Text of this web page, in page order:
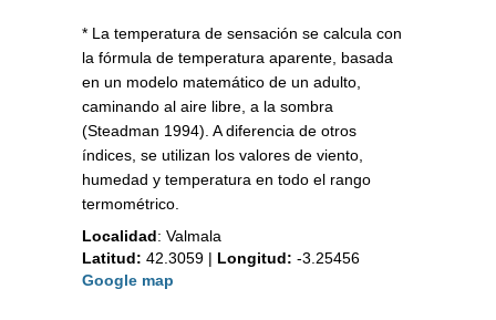
* La temperatura de sensación se calcula con
la fórmula de temperatura aparente, basada
en un modelo matemático de un adulto,
caminando al aire libre, a la sombra
(Steadman 1994). A diferencia de otros
índices, se utilizan los valores de viento,
humedad y temperatura en todo el rango
termométrico.
Localidad: Valmala
Latitud: 42.3059 | Longitud: -3.25456
Google map